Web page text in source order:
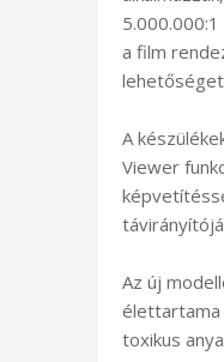
a film
A
Viewer
Az új
élettartama
toxikus